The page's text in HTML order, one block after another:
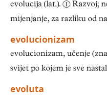
evolucija (lat.). ① Razvoj;
mijenjanje, za razliku od
evolucionizam
evolucionizam, učenje
svijet po kojem je sve
evoluta